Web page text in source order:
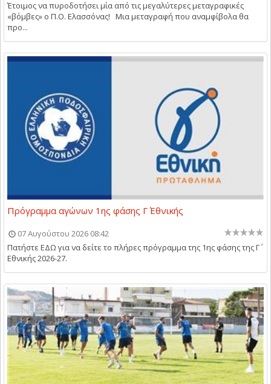
Έτοιμος να πυροδοτήσει μία από τις μεγαλύτερες μεταγραφικές
«βόμβες» ο Π.Ο. Ελασσόνας! Μια μεταγραφή που αναμφίβολα θα
προ...
Πρόγραμμα αγώνων 1ης φάσης Γ΄ Εθνικής
07 Αυγούστου 2026 08:42
Πατήστε ΕΔΩ για να δείτε το πλήρες πρόγραμμα της 1ης φάσης της Γ΄
Εθνικής 2026-27.